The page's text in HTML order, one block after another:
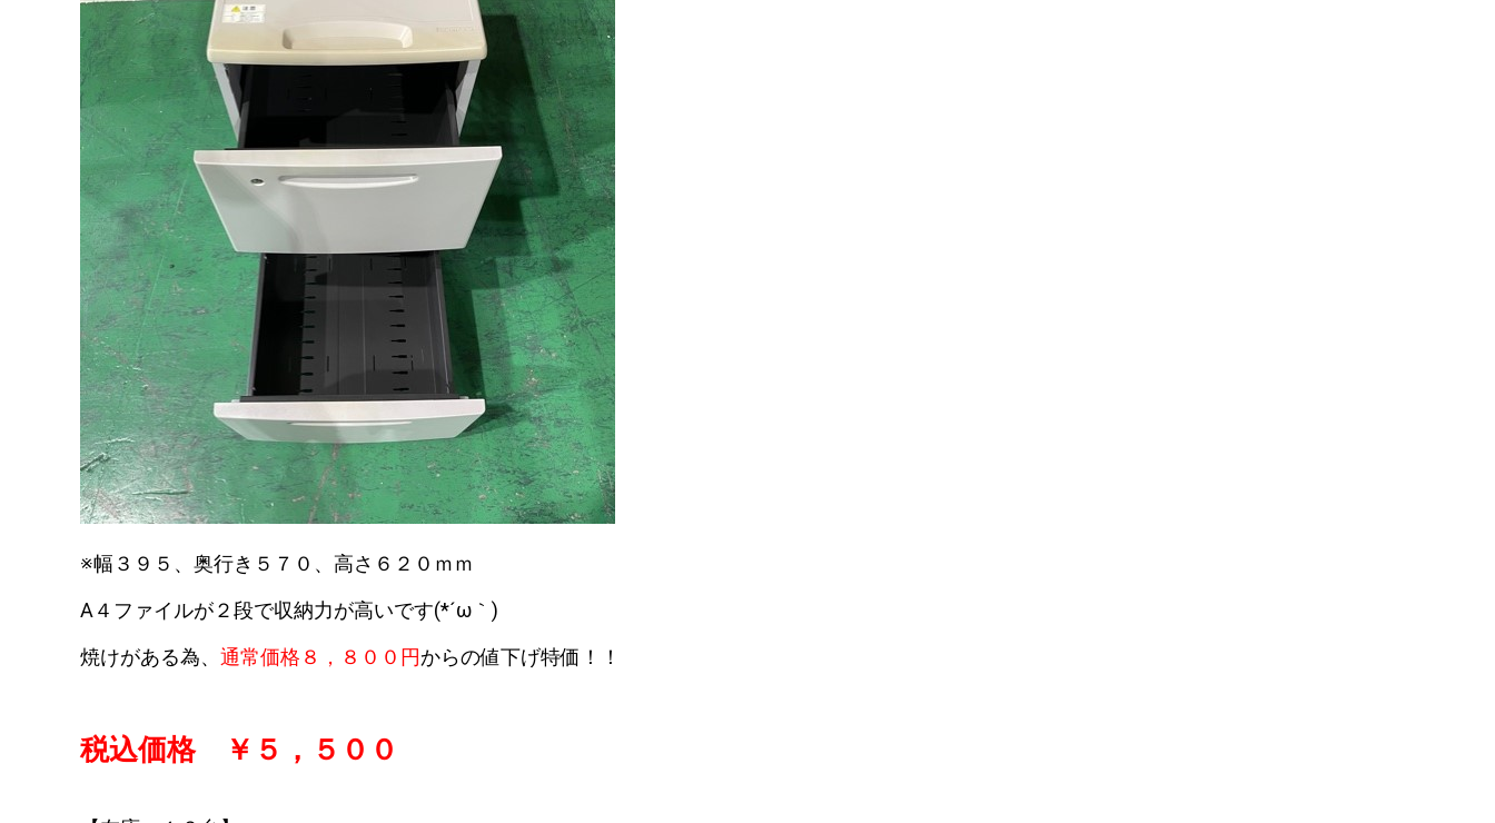
※幅３９５、奥行き５７０、高さ６２０ｍｍ
A４ファイルが２段で収納力が高いです(*´ω｀)
焼けがある為、 通常価格８，８００円からの値下げ特価！！
税込価格 ￥５，５００